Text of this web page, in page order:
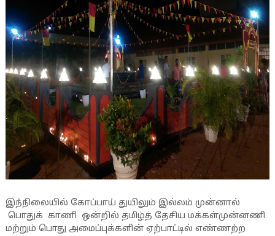
இந்நிலையில் கோப்பாய் துயிலும் இல்லம் முன்னால்
பொதுக் காணி ஒன்றில் தமிழ்த் தேசிய மக்கள்முன்னணி
மற்றும் பொது அமைப்புக்களின் ஏற்பாட்டில் எண்ணற்ற